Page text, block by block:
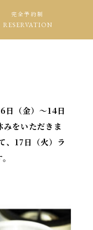
完全予約制
RESERVATION
日（金）〜14日
みをいただきま
、17日（火）ラ